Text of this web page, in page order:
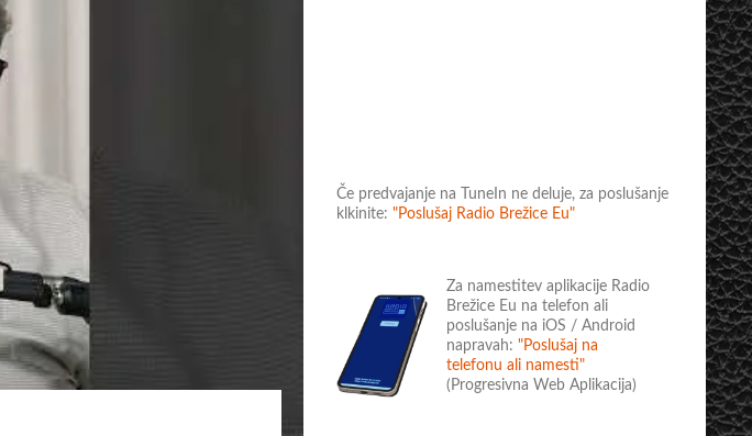
Če predvajanje na TuneIn ne deluje, za poslušanje
klkinite: "Poslušaj Radio Brežice Eu"
Za namestitev aplikacije Radio
Brežice Eu na telefon ali
poslušanje na iOS / Android
napravah: "Poslušaj na
telefonu ali namesti"
(Progresivna Web Aplikacija)